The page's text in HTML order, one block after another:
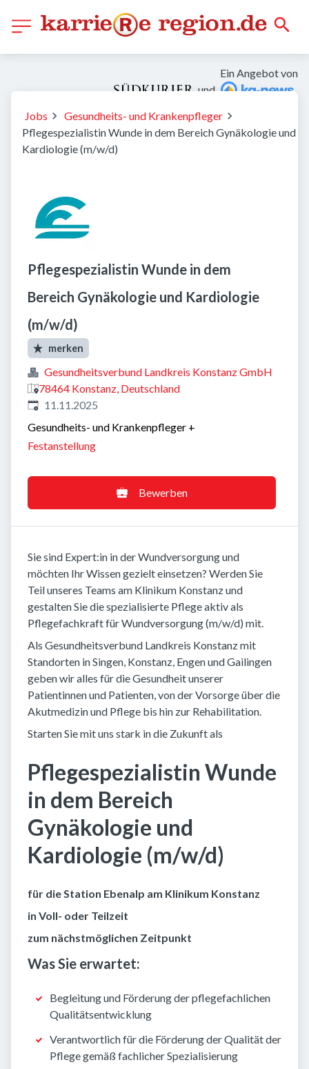
Ein Angebot von
und
Jobs
Gesundheits- und Krankenpfleger
Pflegespezialistin Wunde in dem Bereich Gynäkologie und
Kardiologie (m/w/d)
Pflegespezialistin Wunde in dem
Bereich Gynäkologie und Kardiologie
(m/w/d)
merken
Gesundheitsverbund Landkreis Konstanz GmbH
78464 Konstanz, Deutschland
Veröffentlicht:
11.11.2025
Gesundheits- und Krankenpfleger +
Festanstellung
Bewerben
Sie sind Expert:in in der Wundversorgung und
möchten Ihr Wissen gezielt einsetzen? Werden Sie
Teil unseres Teams am Klinikum Konstanz und
gestalten Sie die spezialisierte Pflege aktiv als
Pflegefachkraft für Wundversorgung (m/w/d) mit.
Als Gesundheitsverbund Landkreis Konstanz mit
Standorten in Singen, Konstanz, Engen und Gailingen
geben wir alles für die Gesundheit unserer
Patientinnen und Patienten, von der Vorsorge über die
Akutmedizin und Pflege bis hin zur Rehabilitation.
Starten Sie mit uns stark in die Zukunft als
Pflegespezialistin Wunde
in dem Bereich
Gynäkologie und
Kardiologie (m/w/d)
für die Station Ebenalp am Klinikum Konstanz
in Voll- oder Teilzeit
zum nächstmöglichen Zeitpunkt
Was Sie erwartet:
Begleitung und Förderung der pflegefachlichen
Qualitätsentwicklung
Verantwortlich für die Förderung der Qualität der
Pflege gemäß fachlicher Spezialisierung